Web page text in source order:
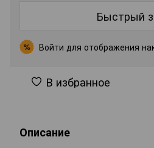
Быстрый
% Войти для отображения
В избранное
Описание